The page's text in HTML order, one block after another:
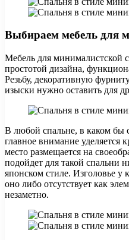
Выбираем мебель для
Мебель для минималистской
простотой дизайна,
Резьбу, декоративную
изыски нужно оставить для
В любой спальне, в каком бы
главное внимание уделяется
место размещается на
подойдет для такой спальни
японском стиле. Изголовье у
оно либо отсутствует как
незаметно.